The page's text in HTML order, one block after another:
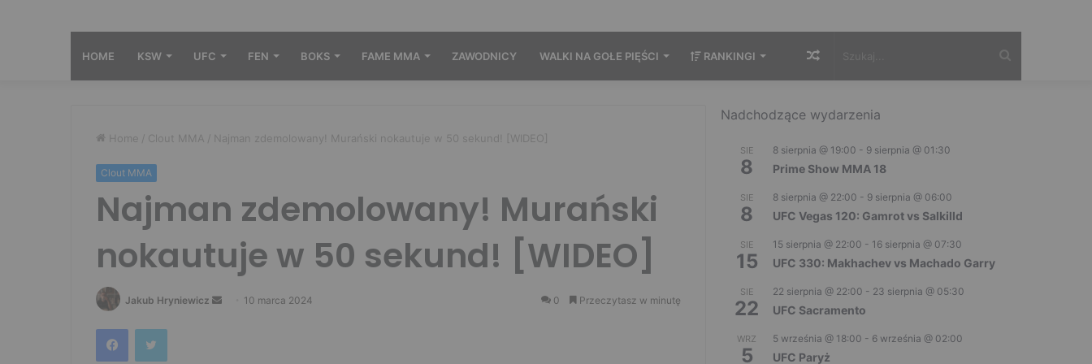
HOME KSW UFC FEN BOKS FAME MMA ZAWODNICY WALKI NA GOŁE PIĘŚCI RANKINGI Losowy
Home / Clout MMA / Najman zdemolowany! Murański nokautuje w 50 sekund! [WIDEO]
Clout MMA
Najman zdemolowany! Murański
nokautuje w 50 sekund! [WIDEO]
Jakub Hryniewicz
Send 10 marca 2024 0 Przeczytasz w minutę
FacebookTwitter
Nadchodzące wydarzenia
SIE
8
8 sierpnia @ 19:00 - 9 sierpnia @ 01:30
Prime Show MMA 18
SIE
8
8 sierpnia @ 22:00 - 9 sierpnia @ 06:00
UFC Vegas 120: Gamrot vs Salkilld
SIE
15
15 sierpnia @ 22:00 - 16 sierpnia @ 07:30
UFC 330: Makhachev vs Machado Garry
SIE
22
22 sierpnia @ 22:00 - 23 sierpnia @ 05:30
UFC Sacramento
WRZ
5
5 września @ 18:00 - 6 września @ 02:00
UFC Paryż